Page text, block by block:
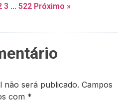
3 … 522 Próximo »
não será publicado. Campos
com *